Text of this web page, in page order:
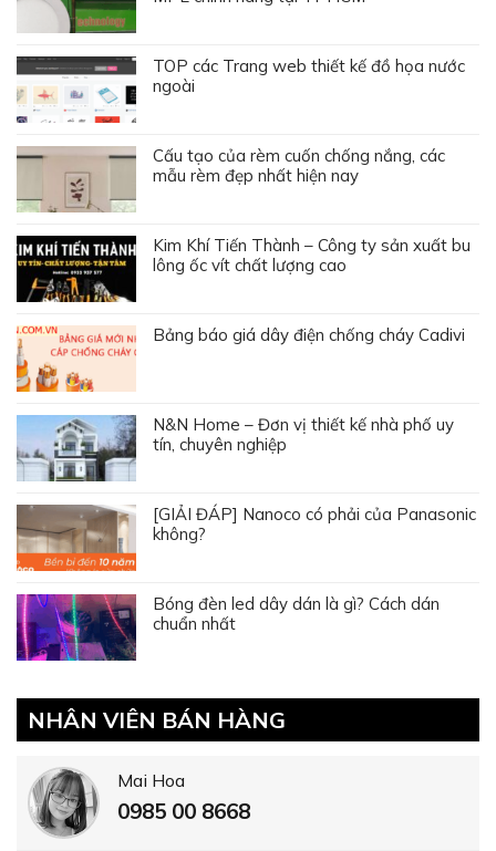
TOP các Trang web thiết kế đồ họa nước
ngoài
Cấu tạo của rèm cuốn chống nắng, các
mẫu rèm đẹp nhất hiện nay
Kim Khí Tiến Thành – Công ty sản xuất bu
lông ốc vít chất lượng cao
Bảng báo giá dây điện chống cháy Cadivi
N&N Home – Đơn vị thiết kế nhà phố uy
tín, chuyên nghiệp
[GIẢI ĐÁP] Nanoco có phải của Panasonic
không?
Bóng đèn led dây dán là gì? Cách dán
chuẩn nhất
NHÂN VIÊN BÁN HÀNG
Mai Hoa
0985 00 8668